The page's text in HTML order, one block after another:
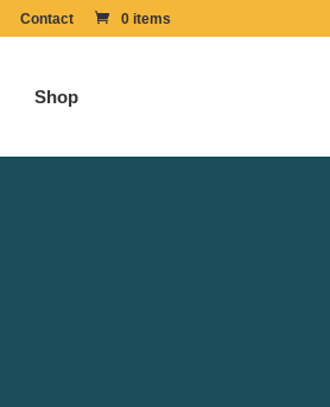
Contact 0 items
Shop